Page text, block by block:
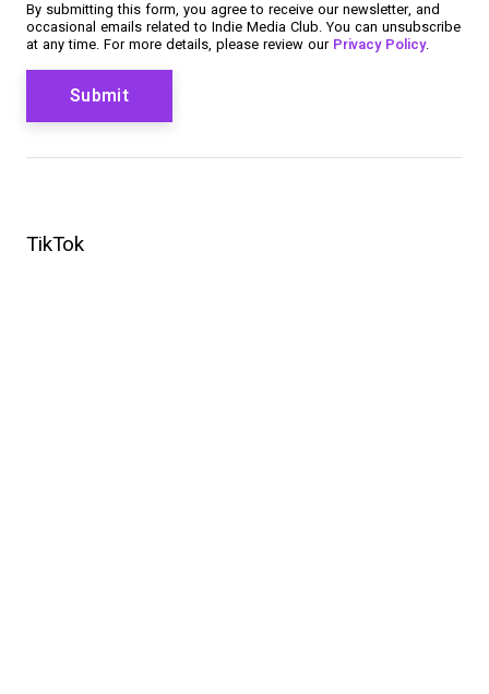
By submitting this form, you agree to receive our newsletter, and
occasional emails related to Indie Media Club. You can unsubscribe
at any time. For more details, please review our Privacy Policy.
TikTok